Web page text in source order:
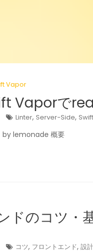
Vapor
Vaporで
Linter, Server-Side, Swift
by lemonade 概要
ドのコツ・
コツ, フロントエンド, 設計